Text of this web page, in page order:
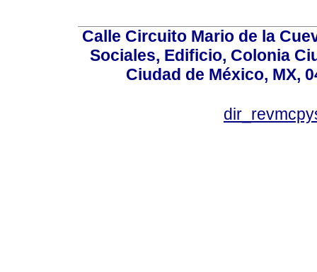
Calle Circuito Mario de la
Sociales, Edificio, Colonia
Ciudad de México, MX,